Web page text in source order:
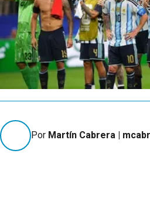
Por Martín Cabrera |